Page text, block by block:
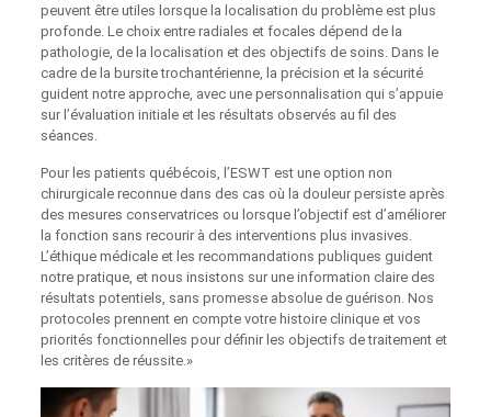
peuvent être utiles lorsque la localisation du problème est plus
profonde. Le choix entre radiales et focales dépend de la
pathologie, de la localisation et des objectifs de soins. Dans le
cadre de la bursite trochantérienne, la précision et la sécurité
guident notre approche, avec une personnalisation qui s’appuie
sur l’évaluation initiale et les résultats observés au fil des
séances.
Pour les patients québécois, l’ESWT est une option non
chirurgicale reconnue dans des cas où la douleur persiste après
des mesures conservatrices ou lorsque l’objectif est d’améliorer
la fonction sans recourir à des interventions plus invasives.
L’éthique médicale et les recommandations publiques guident
notre pratique, et nous insistons sur une information claire des
résultats potentiels, sans promesse absolue de guérison. Nos
protocoles prennent en compte votre histoire clinique et vos
priorités fonctionnelles pour définir les objectifs de traitement et
les critères de réussite.»